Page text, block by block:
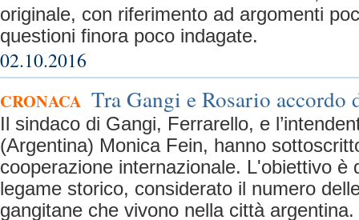
originale, con riferimento ad argomenti
questioni finora poco indagate.
02.10.2016
CRONACA Tra Gangi e Rosario accordo
Il sindaco di Gangi, Ferrarello, e
(Argentina) Monica Fein, hanno
cooperazione internazionale. L'obiettivo è
legame storico, considerato il numero
gangitane che vivono nella città